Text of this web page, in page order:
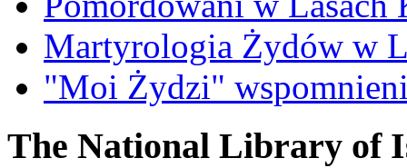
Martyrologia Żydów w
"Moi Żydzi"
The National Library of